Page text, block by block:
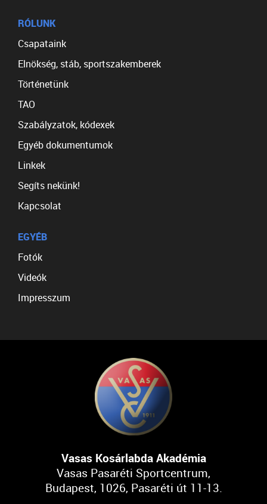
RÓLUNK
Csapataink
Elnökség, stáb, sportszakemberek
Történetünk
TAO
Szabályzatok, kódexek
Egyéb dokumentumok
Linkek
Segíts nekünk!
Kapcsolat
EGYÉB
Fotók
Videók
Impresszum
Vasas Kosárlabda Akadémia
Vasas Pasaréti Sportcentrum,
Budapest, 1026, Pasaréti út 11-13.